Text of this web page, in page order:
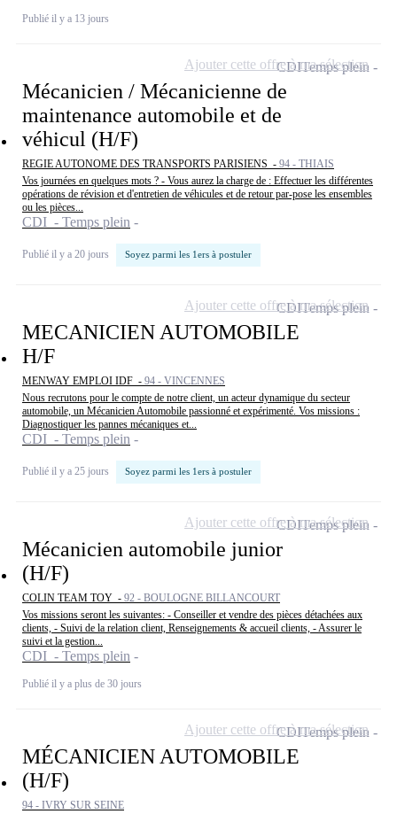
Publié il y a 13 jours
Mécanicien / Mécanicienne de
maintenance automobile et de
véhicul (H/F)
REGIE AUTONOME DES TRANSPORTS PARISIENS - 94 - THIAIS
Vos journées en quelques mots ? - Vous aurez la charge de : Effectuer les différentes
opérations de révision et d'entretien de véhicules et de retour par-pose les ensembles
ou les pièces...
CDI - Temps plein
Publié il y a 20 jours Soyez parmi les 1ers à postuler
CDITemps plein
Ajouter cette offre à ma sélection
MECANICIEN AUTOMOBILE
H/F
MENWAY EMPLOI IDF - 94 - VINCENNES
Nous recrutons pour le compte de notre client, un acteur dynamique du secteur
automobile, un Mécanicien Automobile passionné et expérimenté. Vos missions :
Diagnostiquer les pannes mécaniques et...
CDI - Temps plein
Publié il y a 25 jours Soyez parmi les 1ers à postuler
CDITemps plein
Ajouter cette offre à ma sélection
Mécanicien automobile junior
(H/F)
COLIN TEAM TOY - 92 - BOULOGNE BILLANCOURT
Vos missions seront les suivantes: - Conseiller et vendre des pièces détachées aux
clients, - Suivi de la relation client, Renseignements & accueil clients, - Assurer le
suivi et la gestion...
CDI - Temps plein
Publié il y a plus de 30 jours
CDITemps plein
Ajouter cette offre à ma sélection
MÉCANICIEN AUTOMOBILE
(H/F)
94 - IVRY SUR SEINE
CDITemps plein
Ajouter cette offre à ma sélection